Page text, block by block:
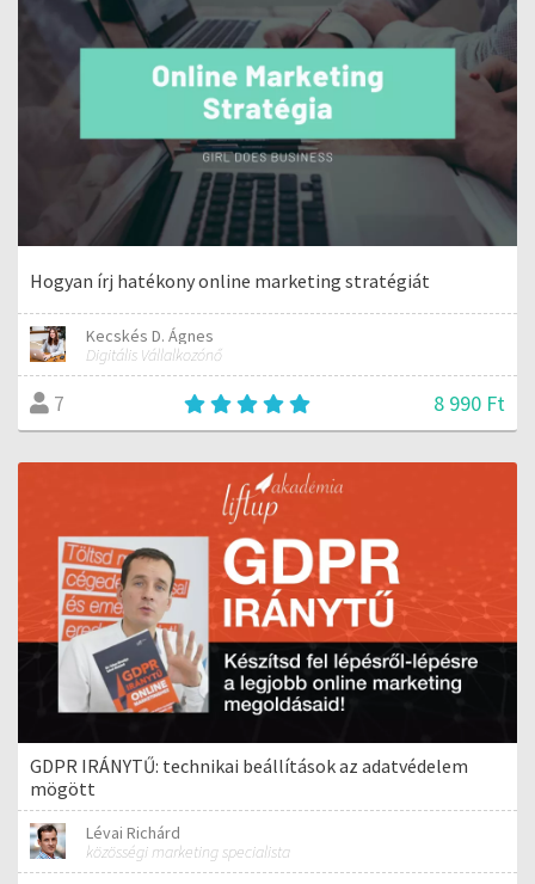
Hogyan írj hatékony online marketing stratégiát
Kecskés D. Ágnes
Digitális Vállalkozónő
7 8 990 Ft
GDPR IRÁNYTŰ: technikai beállítások az adatvédelem
mögött
Lévai Richárd
közösségi marketing specialista